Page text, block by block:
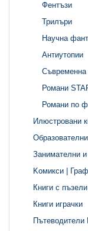
Фентъзи
Трилъри
Научна
Антиутопии
Съвременна
Романи
Романи по
Илюстровани
Занимателни и
Kомикси |
Книги с пъзели
Книги играчки
Пътеводители